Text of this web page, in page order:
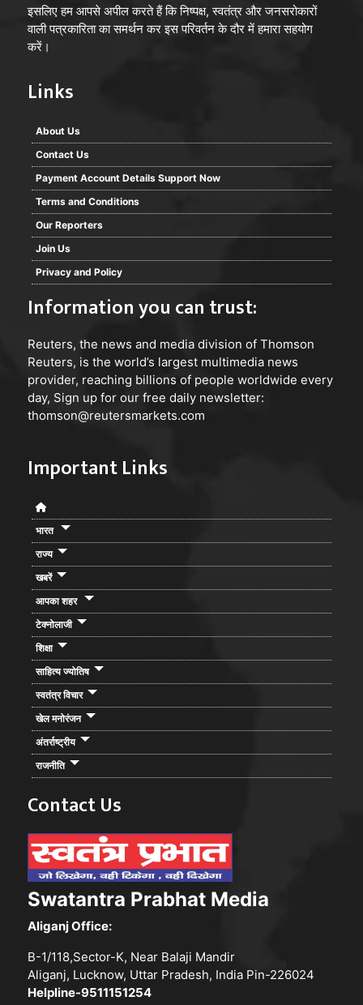
इसलिए हम आपसे अपील करते हैं कि निष्पक्ष, स्वतंत्र और जनसरोकारों
वाली पत्रकारिता का समर्थन कर इस परिवर्तन के दौर में हमारा सहयोग
करें।
Links
About Us
Contact Us
Payment Account Details Support Now
Terms and Conditions
Our Reporters
Join Us
Privacy and Policy
Information you can trust:
Reuters, the news and media division of Thomson
Reuters, is the world’s largest multimedia news
provider, reaching billions of people worldwide every
day, Sign up for our free daily newsletter:
thomson@reutersmarkets.com
Important Links
भारत
राज्य
खबरें
आपका शहर
टेक्नोलाजी
शिक्षा
साहित्य ज्योतिष
स्वतंत्र विचार
खेल मनोरंजन
अंतर्राष्ट्रीय
राजनीति
Contact Us
Swatantra Prabhat Media
Aliganj Office:
B-1/118,Sector-K, Near Balaji Mandir
Aliganj, Lucknow, Uttar Pradesh, India Pin-226024
Helpline-9511151254